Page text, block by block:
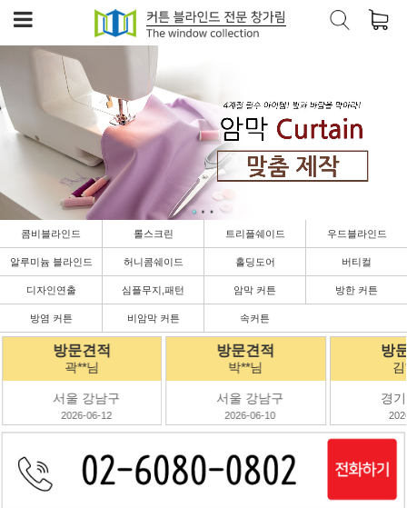
콤비블라인드 롤스크린 트리플쉐이드 우드블라인드
알루미늄 블라인드 허니콤쉐이드 홀딩도어 버티컬
디자인연출 심플무지,패턴 암막 커튼 방한 커튼
방염 커튼 비암막 커튼 속커튼
방문견적
박**님
서울 강남구
2026-06-10
방문견적
김**님
경기 김포시
2026-05-30
방
서